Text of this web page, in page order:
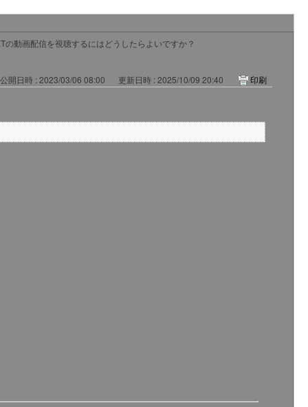
動画配信を視聴するにはどうしたらよいですか？
公開日時 : 2023/03/06 08:00 更新日時 : 2025/10/09 20:40 印刷